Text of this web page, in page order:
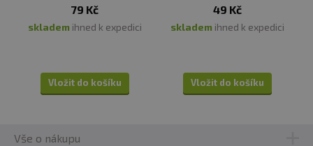
79 Kč
skladem ihned k expedici
Vložit do košíku
49 Kč
skladem ihned k expedici
Vložit do košíku
Vše o nákupu